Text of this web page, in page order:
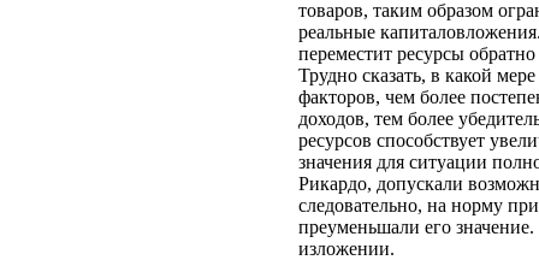
товаров, таким образом
реальные
переместит ресурсы
Трудно сказать, в какой
факторов, чем более
доходов, тем более
ресурсов способствует
значения для ситуации
Рикардо, допускали
следовательно, на норму
преуменьшали его
изложении.